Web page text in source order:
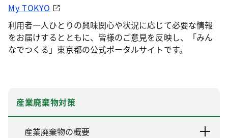
My TOKYO
利用者一人ひとりの興味関心や状況に応じて必要な情報
をお届けするとともに、皆様のご意見を反映し、「みん
なでつくる」東京都の公式ポータルサイトです。
産業廃棄物対策
産業廃棄物の概要